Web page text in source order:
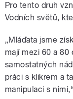
Pro tento druh
Vodních světů,
„Mláďata jsme
mají mezi 60 a 80
samostatných
práci s klikrem a
manipulaci s